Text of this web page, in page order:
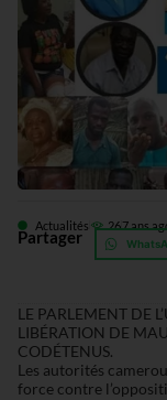
Actualités 267 ans
Partager
LE PARLEMENT DE
LIBÉRATION DE
CODÉTENUS.
Les autorités
force contre